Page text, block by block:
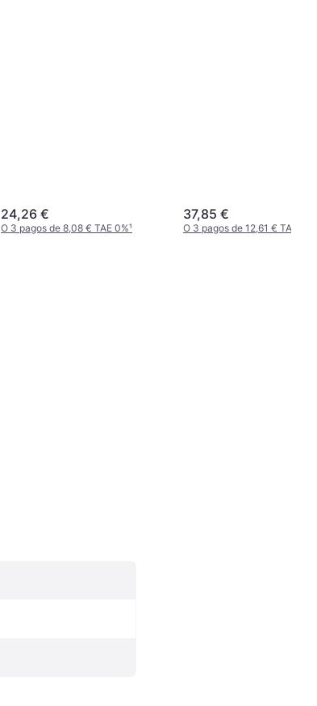
24,26 €
O 3 pagos de 8,08 € TAE 0%¹
37,85 €
O 3 pagos de 12,61 € TAE 0%